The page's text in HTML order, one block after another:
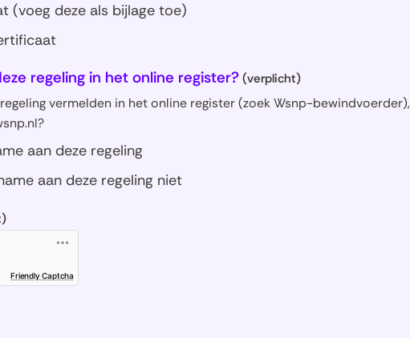
(voeg deze als bijlage toe)
regeling in het online register? (verplicht)
vermelden in het online register (zoek Wsnp-bewindvoerder),
aan deze regeling
aan deze regeling niet
Friendly Captchain
nieuw